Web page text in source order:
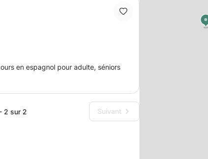
en espagnol pour adulte, séniors
2 sur 2 Suivant